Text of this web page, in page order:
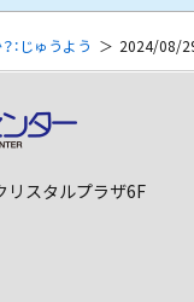
う
：じゅうよう 2024/08/29
リスタルプラザ6F